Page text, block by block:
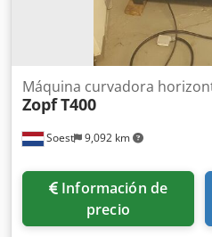
Soest 9,092 km
Máquina curvadora
ZopfT400
Información de
precio